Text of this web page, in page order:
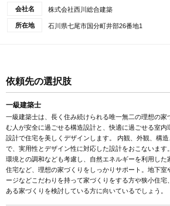
会社名 株式会社西川総合建築
所在地 石川県七尾市国分町井部26番地1
依頼先の選択肢
一級建築士
一級建築士は、長く住み続けられる唯一無二の理想の家
む人が安全に過ごせる構造設計と、快適に過ごせる室内
設計で住宅を美しくデザインします。 内観、外観、構
で、実用性とデザイン性に対応した設計をおこないます
環境との調和なども考慮し、自然エネルギーを利用した
住宅など、理想の家づくりをしっかりサポート。地下室
ージなどこだわりを持って家づくりをする方や狭小住
ある家づくりを検討している方に向いているでしょう。